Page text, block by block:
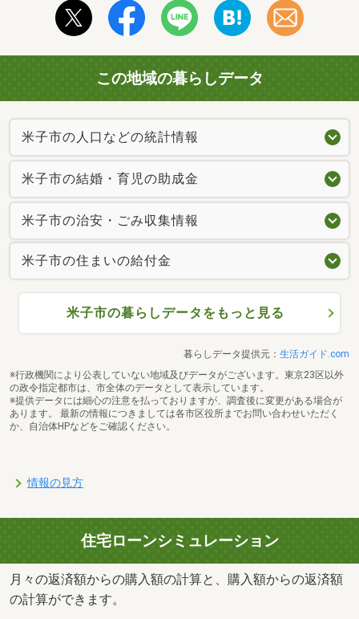
この地域の暮らしデータ
米子市の人口などの統計情報
米子市の結婚・育児の助成金
米子市の治安・ごみ収集情報
米子市の住まいの給付金
米子市の暮らしデータをもっと見る
暮らしデータ提供元： 生活ガイド.com
※行政機関により公表していない地域及びデータがございます。東京23区以外
の政令指定都市は、市全体のデータとして表示しています。
※提供データには細心の注意を払っておりますが、調査後に変更がある場合が
あります。 最新の情報につきましては各市区役所までお問い合わせいただく
か、自治体HPなどをご確認ください。
情報の見方
住宅ローンシミュレーション
月々の返済額からの購入額の計算と、購入額からの返済額
の計算ができます。